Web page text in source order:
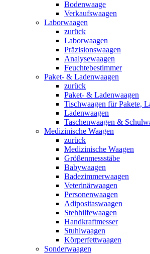
Bodenwaage
Verkaufswaagen
Laborwaagen
zurück
Laborwaagen
Präzisionswaagen
Analysewaagen
Feuchtebestimmer
Paket- & Ladenwaagen
zurück
Paket- & Ladenwaagen
Tischwaagen für Pakete,
Ladenwaagen
Taschenwaagen &
Medizinische Waagen
zurück
Medizinische Waagen
Größenmessstäbe
Babywaagen
Badezimmerwaagen
Veterinärwaagen
Personenwaagen
Adipositaswaagen
Stehhilfewaagen
Handkraftmesser
Stuhlwaagen
Körperfettwaagen
Sonderwaagen